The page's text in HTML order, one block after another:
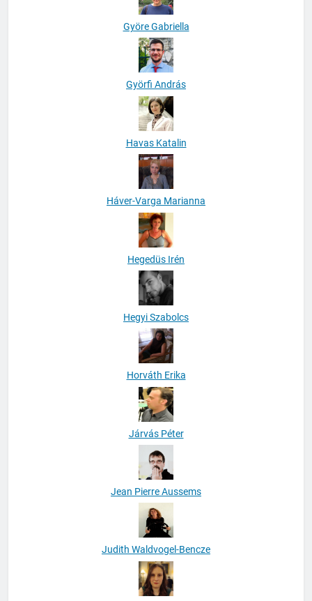
Györe Gabriella
Györfi András
Havas Katalin
Háver-Varga Marianna
Hegedüs Irén
Hegyi Szabolcs
Horváth Erika
Járvás Péter
Jean Pierre Aussems
Judith Waldvogel-Bencze